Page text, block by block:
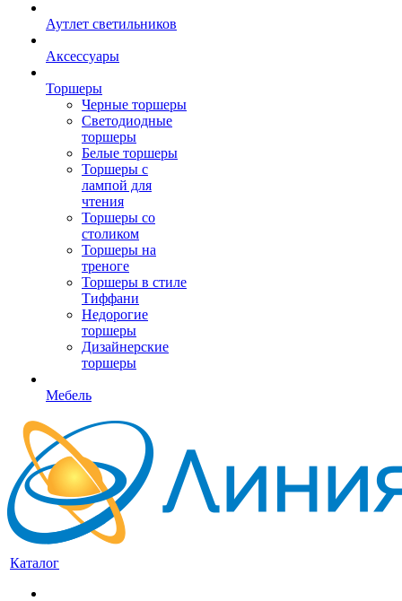
Аутлет светильников
Аксессуары
Торшеры
Черные торшеры
Светодиодные
торшеры
Белые торшеры
Торшеры с
лампой для
чтения
Торшеры со
столиком
Торшеры на
треноге
Торшеры в стиле
Тиффани
Недорогие
торшеры
Дизайнерские
торшеры
Мебель
Каталог